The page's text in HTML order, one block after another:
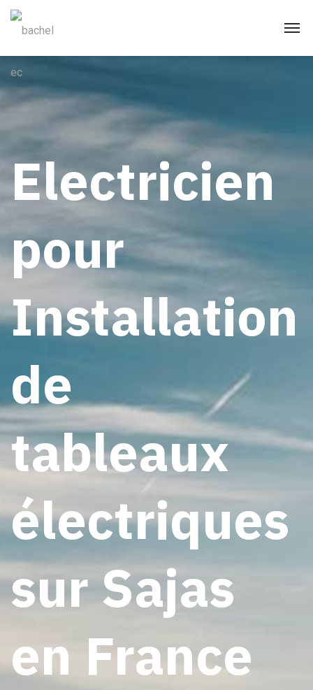
Electricien
pour
Installation
de
tableaux
électriques
sur Sajas
en France